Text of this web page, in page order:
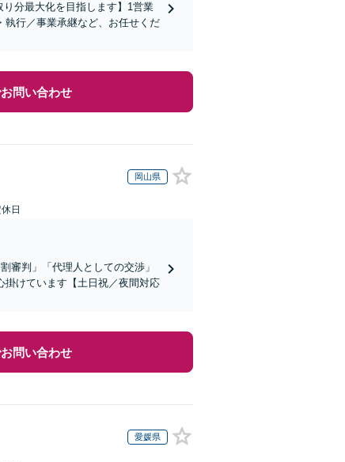
り分最大化を目指します】1営業
執行／事業承継など、お任せくだ
問い合わせ
岡山県
日
審判」「代理人としての交渉」
掛けています【土日祝／夜間対応
問い合わせ
愛媛県